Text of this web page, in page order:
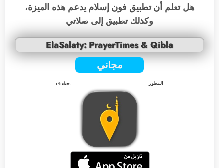
هل تعلم أن تطبيق فون إسلام يدعم هذه الميزة،
وكذلك تطبيق إلى صلاتي
ElaSalaty: PrayerTimes & Qibla
مجاني
المطور i4islam